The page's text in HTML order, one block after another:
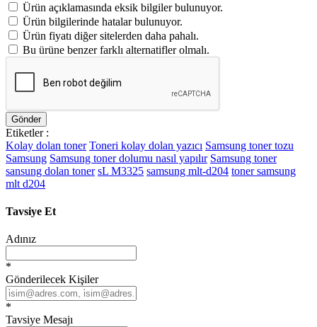
Ürün açıklamasında eksik bilgiler bulunuyor.
Ürün bilgilerinde hatalar bulunuyor.
Ürün fiyatı diğer sitelerden daha pahalı.
Bu ürüne benzer farklı alternatifler olmalı.
Gönder
Etiketler :
Kolay dolan toner Toneri kolay dolan yazıcı Samsung toner tozu
Samsung Samsung toner dolumu nasıl yapılır Samsung toner
sansung dolan toner sL M3325 samsung mlt-d204 toner samsung
mlt d204
Tavsiye Et
Adınız
*
Gönderilecek Kişiler
*
Tavsiye Mesajı